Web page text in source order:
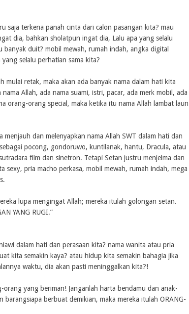
saja terkena panah cinta dari calon pasangan kita? mau
dia, bahkan sholatpun ingat dia, Lalu apa yang selalu
duit? mobil mewah, rumah indah, angka digital
selalu perhatian sama kita?
mulai retak, maka akan ada banyak nama dalam hati kita
Allah, ada nama suami, istri, pacar, ada merk mobil, ada
orang-orang special, maka ketika itu nama Allah lambat laun
dan melenyapkan nama Allah SWT dalam hati dan
pocong, gondoruwo, kuntilanak, hantu, Dracula, atau
film dan sinetron. Tetapi Setan justru menjelma dan
sexy, pria macho perkasa, mobil mewah, rumah indah, mega
lupa mengingat Allah; mereka itulah golongan setan.
YANG RUGI.”
dalam hati dan perasaan kita? nama wanita atau pria
kita semakin kaya? atau hidup kita semakin bahagia jika
waktu, dia akan pasti meninggalkan kita?!
yang beriman! Janganlah harta bendamu dan anak-
berbuat demikian, maka mereka itulah ORANG-